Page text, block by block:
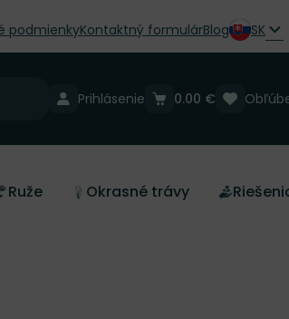
podmienkyKontaktný formulárBlog SK
Prihlásenie 0.00 €
Ruže Okrasné trávy